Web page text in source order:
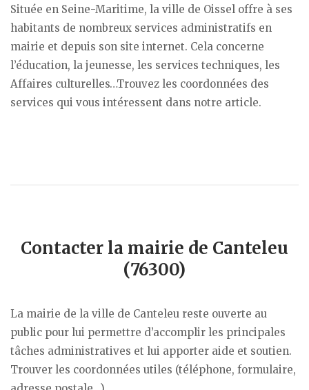
Située en Seine-Maritime, la ville de Oissel offre à ses
habitants de nombreux services administratifs en
mairie et depuis son site internet. Cela concerne
l’éducation, la jeunesse, les services techniques, les
Affaires culturelles…Trouvez les coordonnées des
services qui vous intéressent dans notre article.
Contacter la mairie de Canteleu
(76300)
La mairie de la ville de Canteleu reste ouverte au
public pour lui permettre d’accomplir les principales
tâches administratives et lui apporter aide et soutien.
Trouver les coordonnées utiles (téléphone, formulaire,